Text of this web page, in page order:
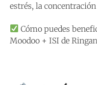
estrés, la concentración
Cómo puedes
Moodoo + ISI de